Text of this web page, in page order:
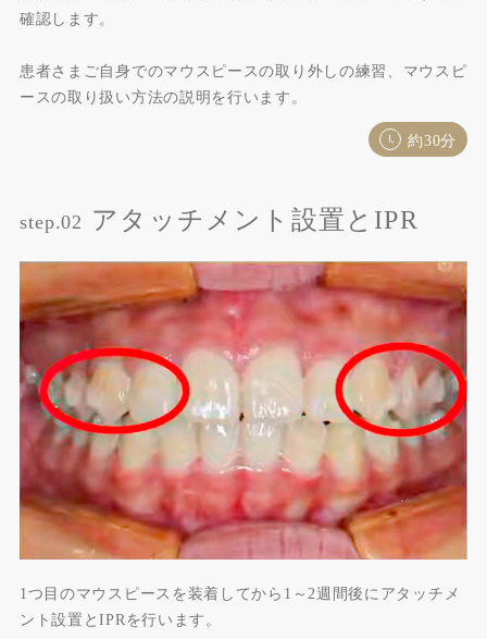
確認します。
患者さまご自身でのマウスピースの取り外しの練習、マウスピ
ースの取り扱い方法の説明を行います。
約30分
step.02 アタッチメント設置とIPR
1つ目のマウスピースを装着してから1～2週間後にアタッチメ
ント設置とIPRを行います。